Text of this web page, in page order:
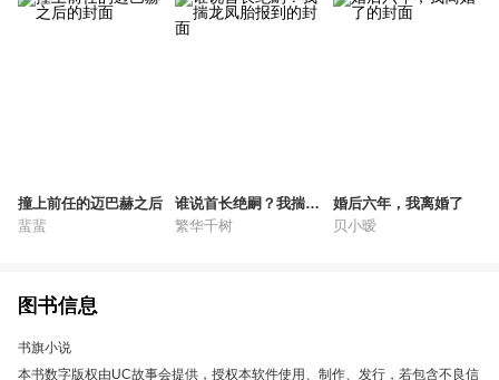
撞上前任的迈巴赫之后
蜚蜚
谁说首长绝嗣？我揣龙
凤胎报到
繁华千树
婚后六年，我离婚了
贝小暧
图书信息
书旗小说
本书数字版权由UC故事会提供，授权本软件使用、制作、发行，若包含不良信